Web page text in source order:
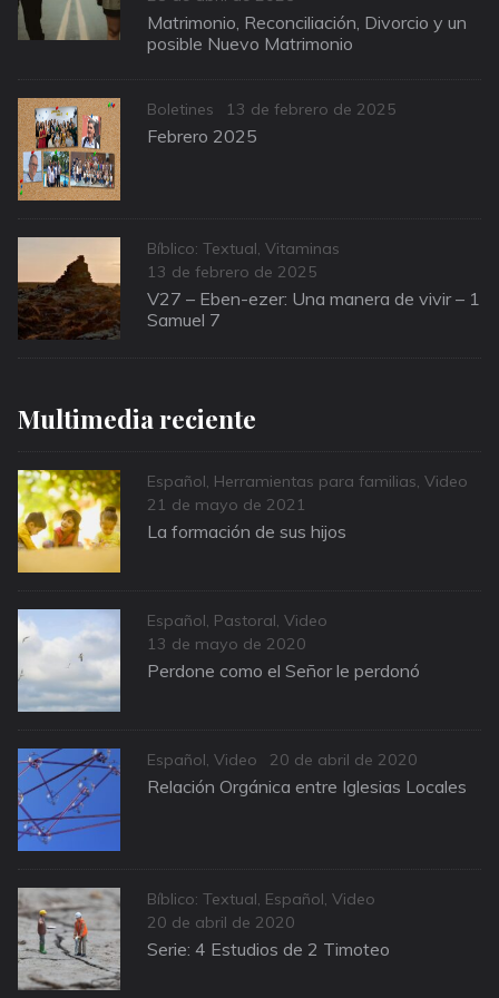
on
Matrimonio, Reconciliación, Divorcio y un
posible Nuevo Matrimonio
Categories
Boletines
Posted
on
13 de febrero de 2025
Febrero 2025
Categories
Bíblico: Textual, Vitaminas
Posted
on
13 de febrero de 2025
V27 – Eben-ezer: Una manera de vivir – 1
Samuel 7
Multimedia reciente
Categories
Español, Herramientas para familias, Video
Posted
on
21 de mayo de 2021
La formación de sus hijos
Categories
Español, Pastoral, Video
Posted
on
13 de mayo de 2020
Perdone como el Señor le perdonó
Categories
Español, Video
Posted
on
20 de abril de 2020
Relación Orgánica entre Iglesias Locales
Categories
Bíblico: Textual, Español, Video
Posted
on
20 de abril de 2020
Serie: 4 Estudios de 2 Timoteo